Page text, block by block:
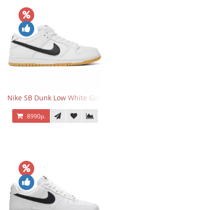
Nike SB Dunk Low White Gum
8990р.